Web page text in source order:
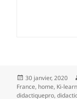
Publié
le
30 janvier, 2020
France, home, Ki-
didactiquepro,